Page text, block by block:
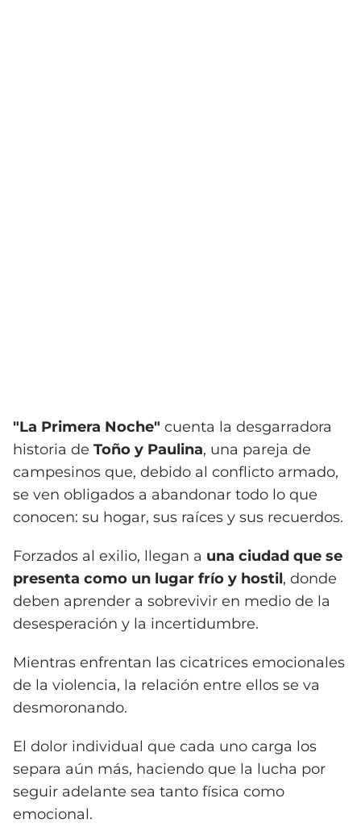
"La Primera Noche" cuenta la desgarradora
historia de Toño y Paulina, una pareja de
campesinos que, debido al conflicto armado,
se ven obligados a abandonar todo lo que
conocen: su hogar, sus raíces y sus recuerdos.
Forzados al exilio, llegan a una ciudad que se
presenta como un lugar frío y hostil, donde
deben aprender a sobrevivir en medio de la
desesperación y la incertidumbre.
Mientras enfrentan las cicatrices emocionales
de la violencia, la relación entre ellos se va
desmoronando.
El dolor individual que cada uno carga los
separa aún más, haciendo que la lucha por
seguir adelante sea tanto física como
emocional.